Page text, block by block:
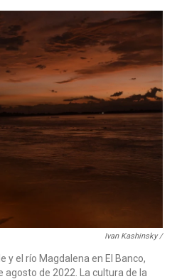
Ivan Kashinsky /
y el río Magdalena en El Banco,
agosto de 2022. La cultura de la